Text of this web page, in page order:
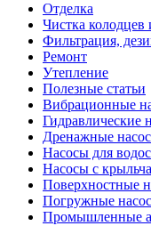
Отделка
Чистка колодцев
Фильтрация,
Ремонт
Утепление
Полезные статьи
Вибрационные
Гидравлические
Дренажные
Насосы для
Насосы с
Поверхностные
Погружные
Промышленные